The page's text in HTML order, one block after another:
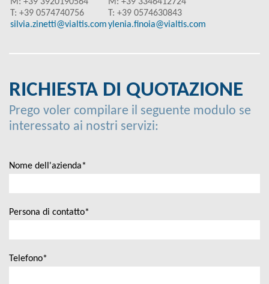
T: +39 0574740756
silvia.zinetti@vialtis.com
T: +39 0574630843
ylenia.finoia@vialtis.com
RICHIESTA DI QUOTAZIONE
Prego voler compilare il seguente modulo se
interessato ai nostri servizi:
Nome dell'azienda*
Persona di contatto*
Telefono*